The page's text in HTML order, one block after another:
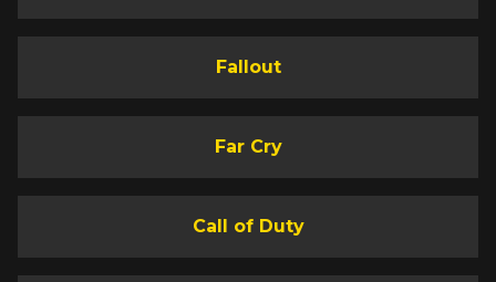
Fallout
Far Cry
Call of Duty